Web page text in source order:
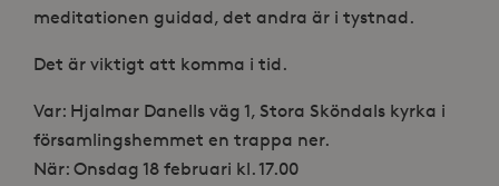
meditationen guidad, det andra är i tystnad.
Det är viktigt att komma i tid.
Var: Hjalmar Danells väg 1, Stora Sköndals kyrka i
församlingshemmet en trappa ner.
När: Onsdag 18 februari kl. 17.00